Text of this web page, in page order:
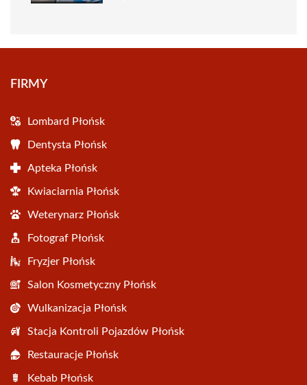
FIRMY
Lombard Płońsk
Dentysta Płońsk
Apteka Płońsk
Kwiaciarnia Płońsk
Weterynarz Płońsk
Fotograf Płońsk
Fryzjer Płońsk
Salon Kosmetyczny Płońsk
Wulkanizacja Płońsk
Stacja Kontroli Pojazdów Płońsk
Restauracje Płońsk
Kebab Płońsk